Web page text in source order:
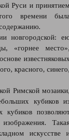
Руси и
времени
новгородской:
«горнее
красного,
Римской
кубиков
искусстве